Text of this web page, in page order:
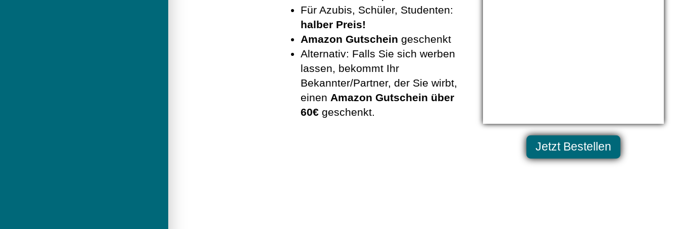
Für Azubis, Schüler, Studenten:
halber Preis!
AmazonGutschein geschenkt
Alternativ: Falls Sie sich werben
lassen, bekommt Ihr
Bekannter/Partner, der Sie wirbt,
einen Amazon Gutschein über
60€ geschenkt.
Jetzt Bestellen